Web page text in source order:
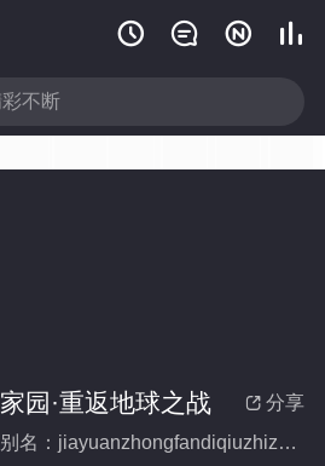
   
 分享
家园·重返地球之战
别名：jiayuanzhongfandiqiuzhizhan